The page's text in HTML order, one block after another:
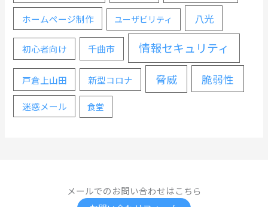
ホームページ制作 ユーザビリティ 八光
初心者向け 千曲市 情報セキュリティ
戸倉上山田 新型コロナ 脅威 脆弱性
迷惑メール 食堂
メールでのお問い合わせはこちら